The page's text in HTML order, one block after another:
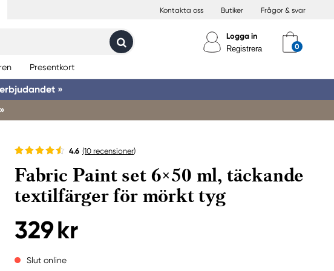
Kontakta oss Butiker Frågor & svar
Logga in
Registrera
Presentkort
»
4.6 (10 recensioner)
Fabric Paint set 6×50 ml, täckande
textilfärger för mörkt tyg
329 kr
Slut online